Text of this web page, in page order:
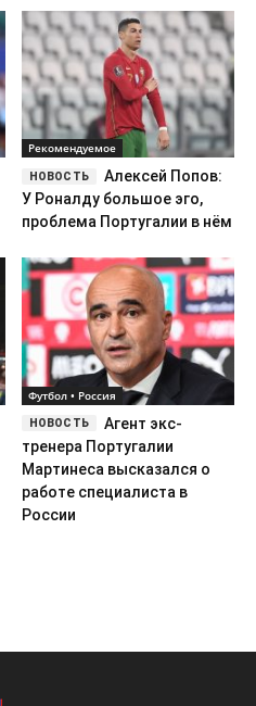
Рекомендуемое
Алексей Попов:
У Роналду большое эго,
проблема Португалии в нём
Футбол • Россия
Агент экс-
тренера Португалии
Мартинеса высказался о
работе специалиста в
России